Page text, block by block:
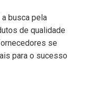
a busca pela
de qualidade
se
para o sucesso